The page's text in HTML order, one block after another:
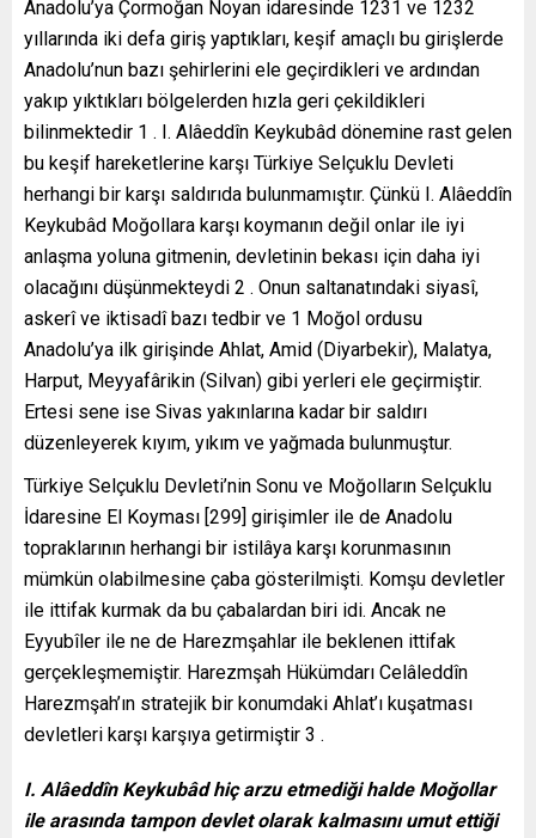
Anadolu’ya Çormoğan Noyan idaresinde 1231 ve 1232
yıllarında iki defa giriş yaptıkları, keşif amaçlı bu girişlerde
Anadolu’nun bazı şehirlerini ele geçirdikleri ve ardından
yakıp yıktıkları bölgelerden hızla geri çekildikleri
bilinmektedir 1 . I. Alâeddîn Keykubâd dönemine rast gelen
bu keşif hareketlerine karşı Türkiye Selçuklu Devleti
herhangi bir karşı saldırıda bulunmamıştır. Çünkü I. Alâeddîn
Keykubâd Moğollara karşı koymanın değil onlar ile iyi
anlaşma yoluna gitmenin, devletinin bekası için daha iyi
olacağını düşünmekteydi 2 . Onun saltanatındaki siyasî,
askerî ve iktisadî bazı tedbir ve 1 Moğol ordusu
Anadolu’ya ilk girişinde Ahlat, Amid (Diyarbekir), Malatya,
Harput, Meyyafârikin (Silvan) gibi yerleri ele geçirmiştir.
Ertesi sene ise Sivas yakınlarına kadar bir saldırı
düzenleyerek kıyım, yıkım ve yağmada bulunmuştur.
Türkiye Selçuklu Devleti’nin Sonu ve Moğolların Selçuklu
İdaresine El Koyması [299] girişimler ile de Anadolu
topraklarının herhangi bir istilâya karşı korunmasının
mümkün olabilmesine çaba gösterilmişti. Komşu devletler
ile ittifak kurmak da bu çabalardan biri idi. Ancak ne
Eyyubîler ile ne de Harezmşahlar ile beklenen ittifak
gerçekleşmemiştir. Harezmşah Hükümdarı Celâleddîn
Harezmşah’ın stratejik bir konumdaki Ahlat’ı kuşatması
devletleri karşı karşıya getirmiştir 3 .
I. Alâeddîn Keykubâd hiç arzu etmediği halde Moğollar
ile arasında tampon devlet olarak kalmasını umut ettiği